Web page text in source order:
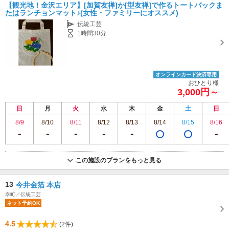
【観光地！金沢エリア】[加賀友禅]か[型友禅]で作るトートバックま
たはランチョンマット♪(女性・ファミリーにオススメ)
伝統工芸
1時間30分
オンラインカード決済専用
おひとり様
3,000円～
日 月 火 水 木 金 土
日
8/9
8/10 8/11 8/12 8/13 8/14 8/15 8/16
この施設のプランをもっと見る
13 今井金箔 本店
幸町／伝統工芸
ネット予約OK
4.5
(2件)